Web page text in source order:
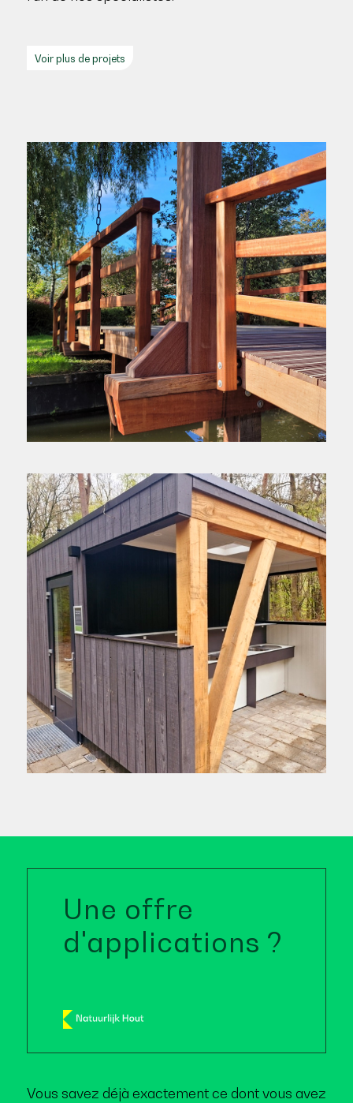
Voir plus de projets
Une offre
d'applications ?
Vous savez déjà exactement ce dont vous avez